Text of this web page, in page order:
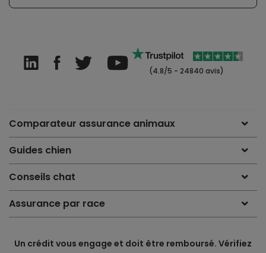
(4.8/5 - 24840 avis)
Comparateur assurance animaux
Guides chien
Conseils chat
Assurance par race
Un crédit vous engage et doit être remboursé. Vérifiez